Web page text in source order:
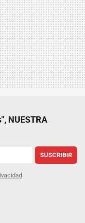
NUESTRA
SUSCRIBIR